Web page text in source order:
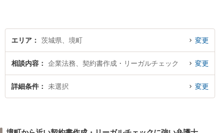
エリア 茨城県、境町 変更
相談内容 企業法務、契約書作成・リーガルチェック 変更
詳細条件 未選択 変更